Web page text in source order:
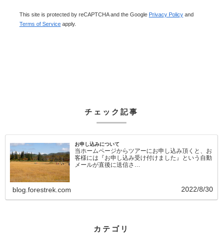
This site is protected by reCAPTCHA and the Google Privacy Policy and
Terms of Service apply.
チェック記事
お申し込みについて
当ホームページからツアーにお申し込み頂くと、お
客様には『お申し込み受け付けました』という自動
メールが直後に送信さ…
blog.forestrek.com 2022/8/30
カテゴリ